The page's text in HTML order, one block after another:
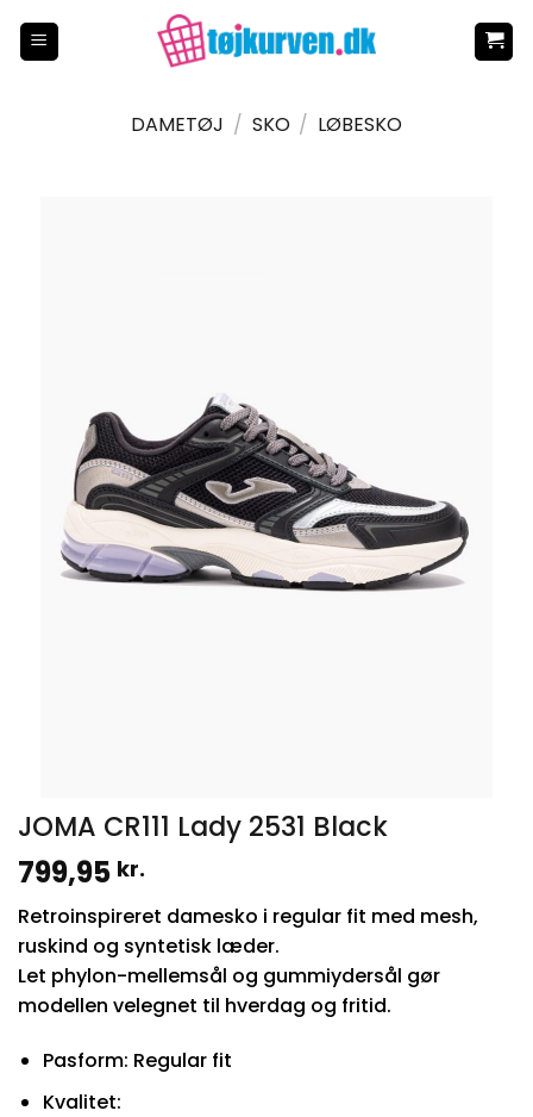
DAMETØJ / SKO / LØBESKO
JOMA CR111 Lady 2531 Black
799,95 kr.
Retroinspireret damesko i regular fit med mesh,
ruskind og syntetisk læder.
Let phylon-mellemsål og gummiydersål gør
modellen velegnet til hverdag og fritid.
Pasform: Regular fit
Kvalitet: